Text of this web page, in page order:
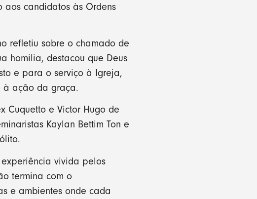
candidatos às Ordens
refletiu sobre o chamado de
homilia, destacou que Deus
e para o serviço à Igreja,
à ação da graça.
Cuquetto e Victor Hugo de
Kaylan Bettim Ton e
vivida pelos
termina com o
e ambientes onde cada